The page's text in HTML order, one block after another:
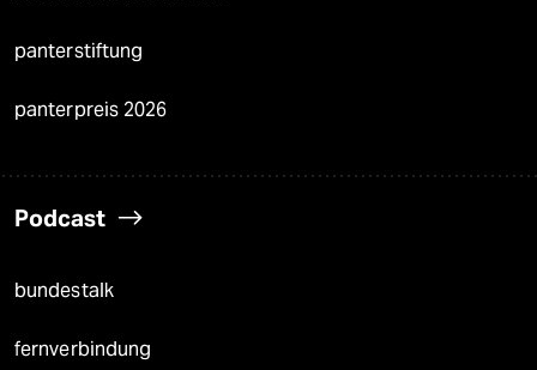
panterstiftung
panterpreis 2026
Podcast
bundestalk
fernverbindung